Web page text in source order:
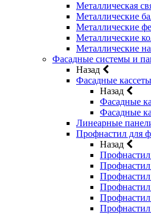
Металлическая
Металлические
Металлические
Металлические
Металлические
Фасадные системы и
Назад
Фасадные кассеты
Назад
Фасадные
Фасадные
Линеарные
Профнастил для
Назад